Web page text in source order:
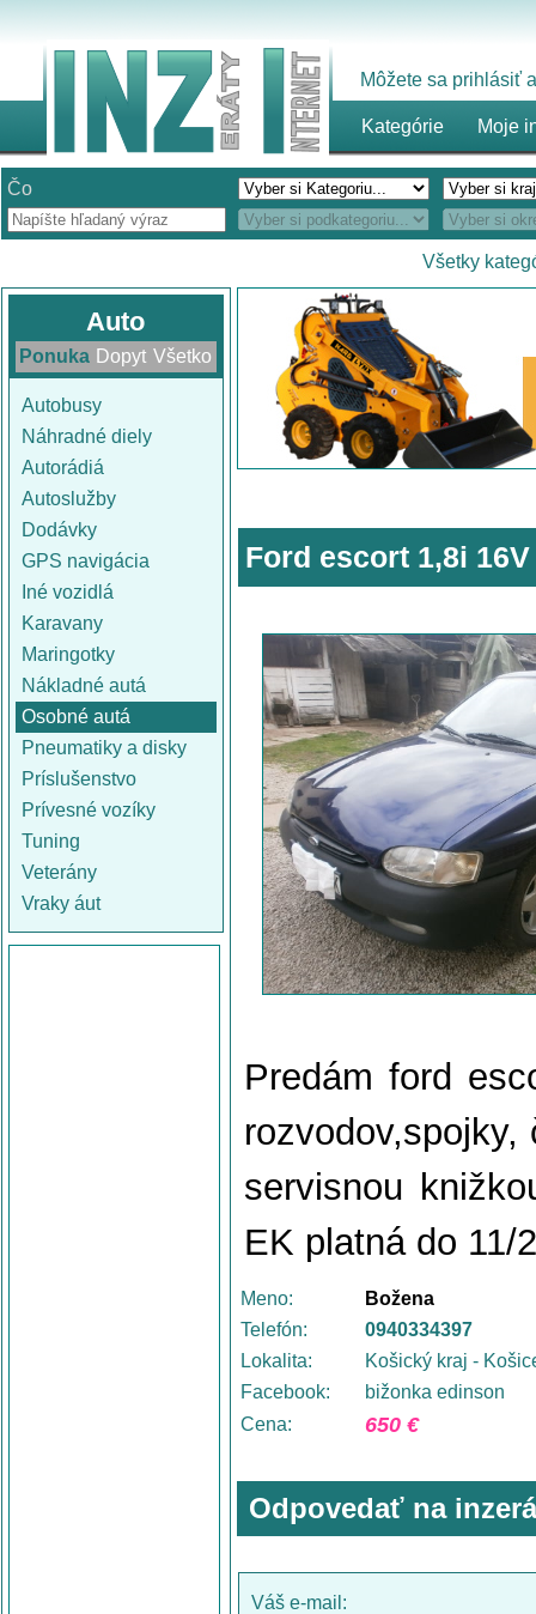
Môžete sa prihlásiť
Kategórie Moje
Čo
Všetky
Auto
Ponuka Dopyt Všetko
Autobusy
Náhradné diely
Autorádiá
Autoslužby
Dodávky
GPS navigácia
Iné vozidlá
Karavany
Maringotky
Nákladné autá
Osobné autá
Pneumatiky a disky
Príslušenstvo
Prívesné vozíky
Tuning
Veterány
Vraky áut
Ford escort 1,8i 16V
Predám ford
servisnou
EK platná do 11/
Meno:
Božena
Telefón:
0940334397
Lokalita:
Košický kraj -
Facebook:
bižonka edinson
Cena:
650 €
Odpovedať na
Váš e-mail: